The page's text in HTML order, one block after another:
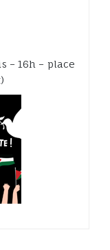
– 16h – place